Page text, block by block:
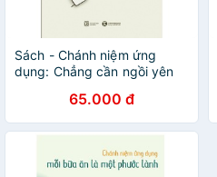
Sách - Chánh niệm ứng
dụng: Chẳng cần ngồi yên
65.000 đ